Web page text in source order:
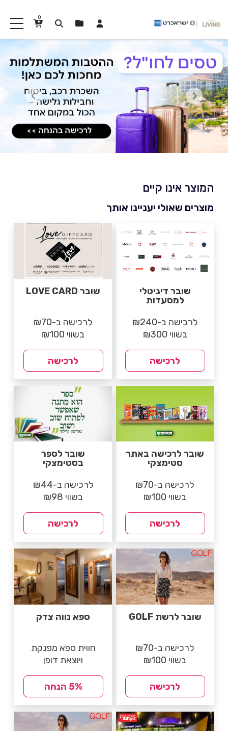
0
המוצר אינו קיים
מוצרים שאולי יעניינו אותך
שובר דיגיטלי
למסעדות
לרכישה ב-₪240
בשווי ₪300
לרכישה
שובר LOVE CARD
לרכישה ב-₪70
בשווי ₪100
לרכישה
שובר לרכישה באתר
סטימצקי
לרכישה ב-₪70
בשווי ₪100
לרכישה
שובר לספר
בסטימצקי
לרכישה ב-₪44
בשווי ₪98
לרכישה
שובר לרשת GOLF
לרכישה ב-₪70
בשווי ₪100
לרכישה
ספא נווה צדק
חווית ספא מפנקת
ויוצאת דופן
5% הנחה